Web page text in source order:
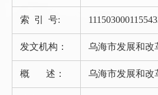
索 引 号:
发文机构： 乌海市发展和改
概 述： 乌海市发展和改